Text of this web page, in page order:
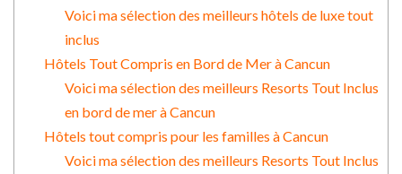
Voici ma sélection des meilleurs hôtels de luxe tout
inclus
Hôtels Tout Compris en Bord de Mer à Cancun
Voici ma sélection des meilleurs Resorts Tout Inclus
en bord de mer à Cancun
Hôtels tout compris pour les familles à Cancun
Voici ma sélection des meilleurs Resorts Tout Inclus